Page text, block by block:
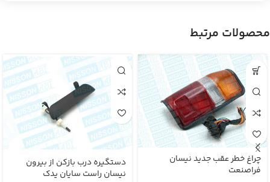
محصولات مرتبط
چراغ خطر عقب جدید نیسان
فراصنعت
دستگیره درب بازکن از بیرون
نیسان راست سایان یدک